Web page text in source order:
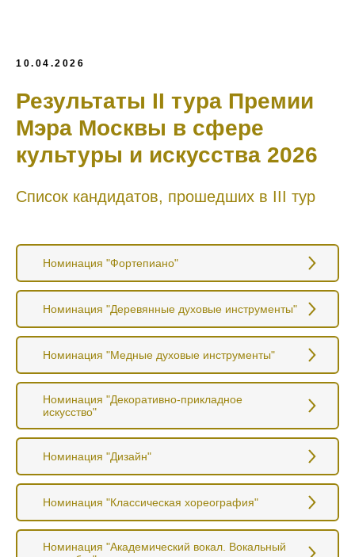
10.04.2026
Результаты II тура Премии
Мэра Москвы в сфере
культуры и искусства 2026
Список кандидатов, прошедших в III тур
Номинация "Фортепиано"
Номинация "Деревянные духовые инструменты"
Номинация "Медные духовые инструменты"
Номинация "Декоративно-прикладное
искусство"
Номинация "Дизайн"
Номинация "Классическая хореография"
Номинация "Академический вокал. Вокальный